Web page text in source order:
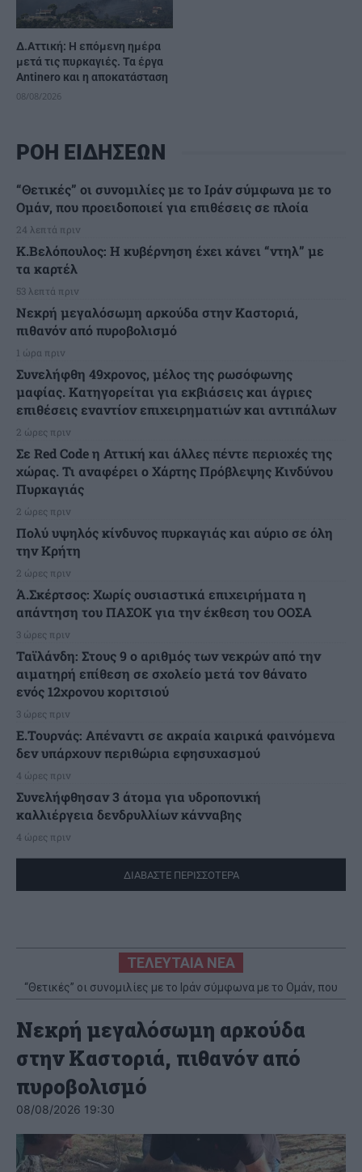
Δ.Αττική: Η επόμενη ημέρα
μετά τις πυρκαγιές. Τα έργα
Antinero και η αποκατάσταση
08/08/2026
ΡΟΗ ΕΙΔΗΣΕΩΝ
“Θετικές” οι συνομιλίες με το Ιράν σύμφωνα με το
Ομάν, που προειδοποιεί για επιθέσεις σε πλοία
24 λεπτά πριν
Κ.Βελόπουλος: Η κυβέρνηση έχει κάνει “ντηλ” με
τα καρτέλ
53 λεπτά πριν
Νεκρή μεγαλόσωμη αρκούδα στην Καστοριά,
πιθανόν από πυροβολισμό
1 ώρα πριν
Συνελήφθη 49χρονος, μέλος της ρωσόφωνης
μαφίας. Κατηγορείται για εκβιάσεις και άγριες
επιθέσεις εναντίον επιχειρηματιών και αντιπάλων
2 ώρες πριν
Σε Red Code η Αττική και άλλες πέντε περιοχές της
χώρας. Τι αναφέρει ο Χάρτης Πρόβλεψης Κινδύνου
Πυρκαγιάς
2 ώρες πριν
Πολύ υψηλός κίνδυνος πυρκαγιάς και αύριο σε όλη
την Κρήτη
2 ώρες πριν
Ά.Σκέρτσος: Χωρίς ουσιαστικά επιχειρήματα η
απάντηση του ΠΑΣΟΚ για την έκθεση του ΟΟΣΑ
3 ώρες πριν
Ταϊλάνδη: Στους 9 ο αριθμός των νεκρών από την
αιματηρή επίθεση σε σχολείο μετά τον θάνατο
ενός 12χρονου κοριτσιού
3 ώρες πριν
Ε.Τουρνάς: Απέναντι σε ακραία καιρικά φαινόμενα
δεν υπάρχουν περιθώρια εφησυχασμού
4 ώρες πριν
Συνελήφθησαν 3 άτομα για υδροπονική
καλλιέργεια δενδρυλλίων κάνναβης
4 ώρες πριν
ΔΙΑΒΑΣΤΕ ΠΕΡΙΣΣΟΤΕΡΑ